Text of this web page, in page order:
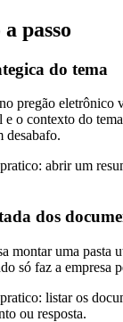
passo
do tema
pregão eletrônico
e o contexto do
desabafo.
abrir um
dos
montar uma pasta
só faz a
listar os
ou resposta.